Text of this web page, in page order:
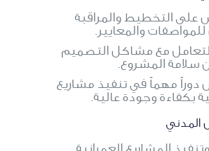
التخطيط والمراقبة
والمعايير.
مع مشاكل التصميم
سلامة المشروع.
مهماً في تنفيذ مشاريع
بكفاءة وجودة عالية.
المدني